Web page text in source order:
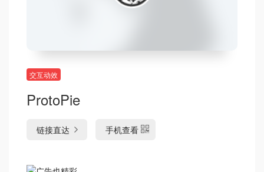
交互动效
ProtoPie
链接直达 手机查看